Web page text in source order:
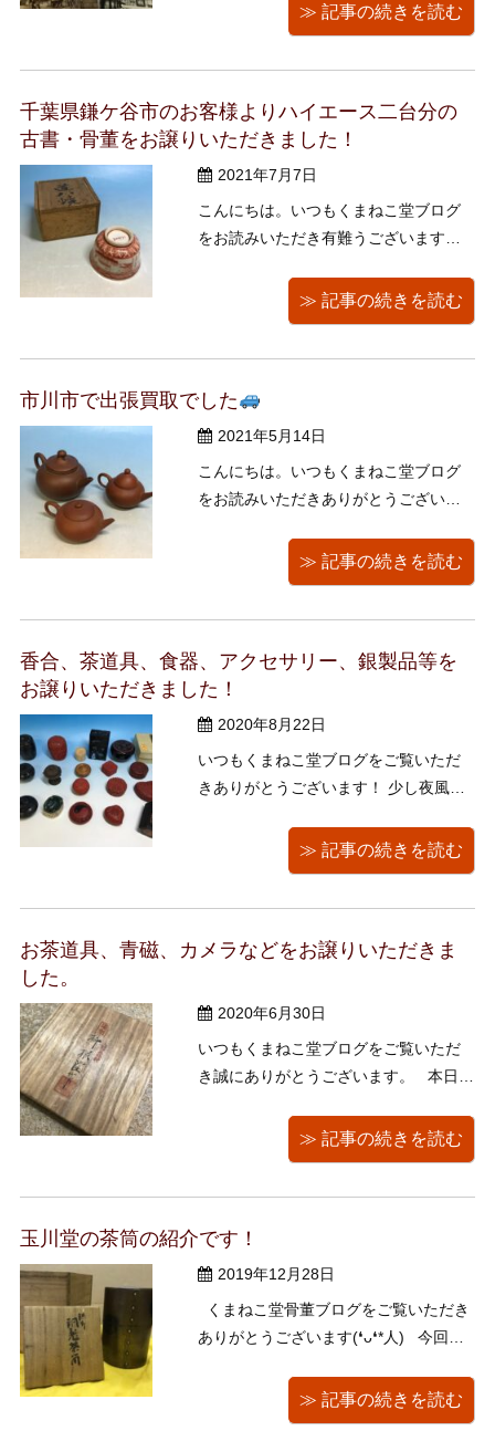
なったりとなんだか慌ただしい空模様
ですね。 この間風がものすごく強かっ
大変でした
先日は神 ...
≫ 記事の続きを読む
千葉県鎌ケ谷市のお客様よりハイエース二台分の
古書・骨董をお譲りいただきました！
2021年7月7日
こんにちは。いつもくまねこ堂ブログ
をお読みいただき有難うございます。
しない天候ですが、気温は随分と高く
なりましたね。うっかり水を飲むのを
になると熱がこもって息苦し ...
≫ 記事の続きを読む
市川市で出張買取でした
2021年5月14日
こんにちは。いつもくまねこ堂ブログ
をお読みいただきありがとうございま
出張買取のご依頼でライター、銀製
品、根付、木彫、美術書、古書、展覧
た。ありがとうございました。 ...
≫ 記事の続きを読む
香合、茶道具、食器、アクセサリー、銀製品等を
お譲りいただきました！
2020年8月22日
いつもくまねこ堂ブログをご覧いただ
きありがとうございます！ 少し夜風が
じるこの頃ですが、皆さんいかがお過
ごしでしょうか？ 本日は横浜市港北区
にありがとうございます！ 香合は漆器
≫ 記事の続きを読む
お茶道具、青磁、カメラなどをお譲りいただきま
した。
2020年6月30日
いつもくまねこ堂ブログをご覧いただ
き誠にありがとうございます。 本日は
きまして、出張買取に同行させていた
だきました。お茶道具、美術書、図
≫ 記事の続きを読む
玉川堂の茶筒の紹介です！
2019年12月28日
くまねこ堂骨董ブログをご覧いただき
ありがとうございます(❛ᴗ❛*人) 今回は
豆方面にお住いのお客様より沢山のお
品物をお譲りいただきましたので、そ
≫ 記事の続きを読む